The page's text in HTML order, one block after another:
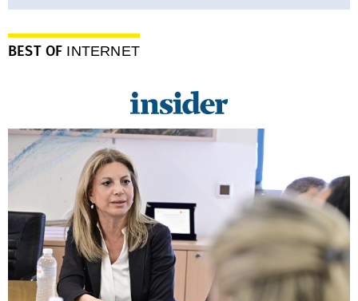
BEST OF INTERNET